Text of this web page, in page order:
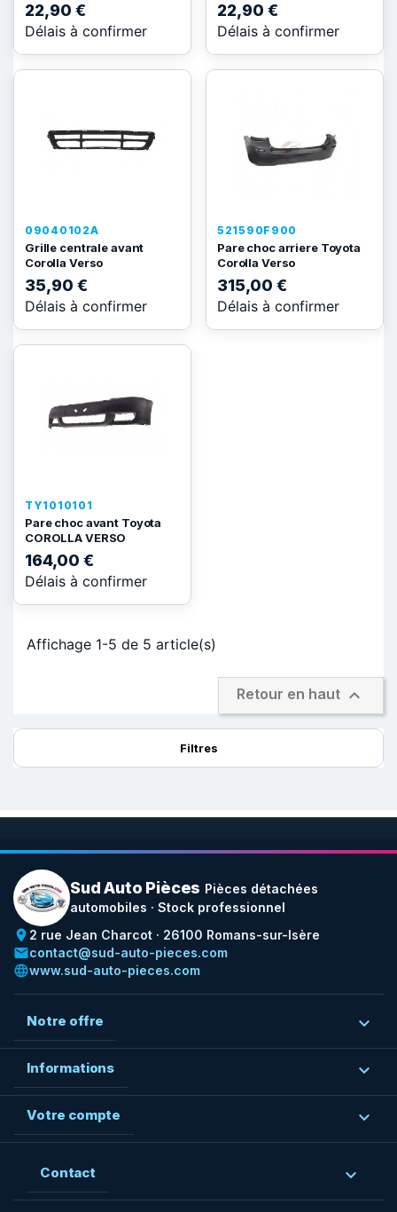
22,90 €
Délais à confirmer
22,90 €
Délais à confirmer
09040102A
Grille centrale avant
Corolla Verso
35,90 €
Délais à confirmer
521590F900
Pare choc arriere Toyota
Corolla Verso
315,00 €
Délais à confirmer
TY1010101
Pare choc avant Toyota
COROLLA VERSO
164,00 €
Délais à confirmer
Affichage 1-5 de 5 article(s)
Retour en haut 
Filtres
Sud Auto Pièces Pièces détachées
automobiles · Stock professionnel
place 2 rue Jean Charcot · 26100 Romans-sur-Isère
emailcontact@sud-auto-pieces.com
languagewww.sud-auto-pieces.com
Notre offre 
Informations 
Votre compte 
Contact 